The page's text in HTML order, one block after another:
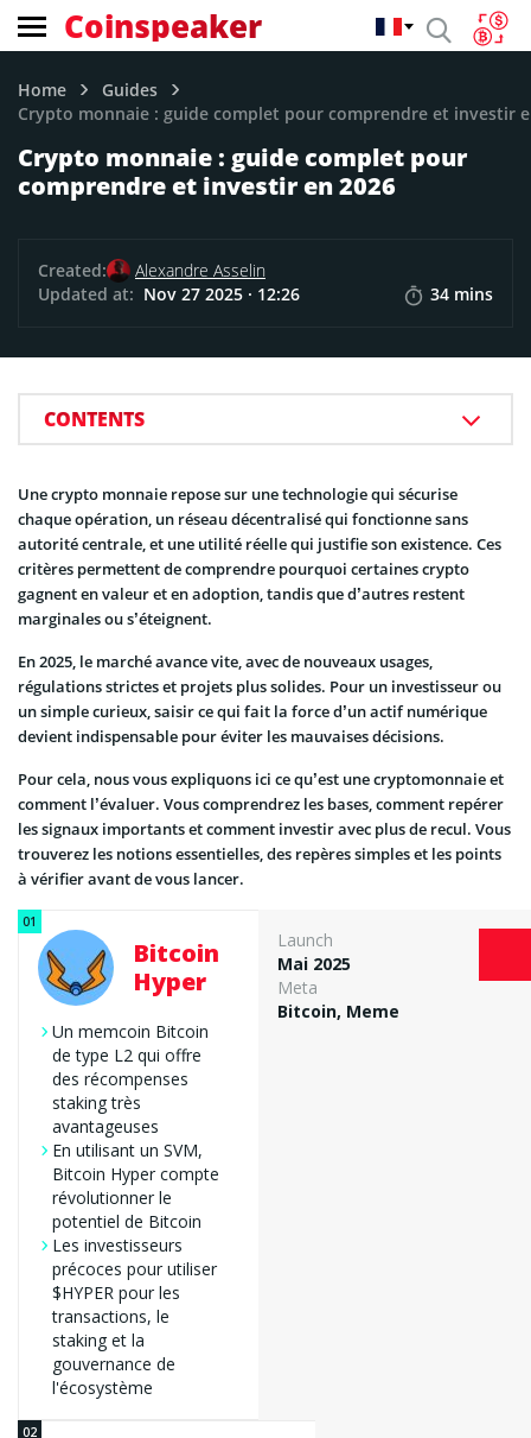
Coinspeaker
Home
Guides
Crypto monnaie : guide complet pour comprendre et investir
Crypto monnaie : guide complet pour
comprendre et investir en 2026
Created:
Alexandre Asselin
Updated at: Nov 27 2025 · 12:26 34 mins
CONTENTS
Une crypto monnaie repose sur une technologie qui sécurise
chaque opération, un réseau décentralisé qui fonctionne sans
autorité centrale, et une utilité réelle qui justifie son existence. Ces
critères permettent de comprendre pourquoi certaines crypto
gagnent en valeur et en adoption, tandis que d’autres restent
marginales ou s’éteignent.
En 2025, le marché avance vite, avec de nouveaux usages,
régulations strictes et projets plus solides. Pour un investisseur ou
un simple curieux, saisir ce qui fait la force d’un actif numérique
devient indispensable pour éviter les mauvaises décisions.
Pour cela, nous vous expliquons ici ce qu’est une cryptomonnaie et
comment l’évaluer. Vous comprendrez les bases, comment repérer
les signaux importants et comment investir avec plus de recul. Vous
trouverez les notions essentielles, des repères simples et les points
à vérifier avant de vous lancer.
Bitcoin
Hyper
Un memcoin Bitcoin
de type L2 qui offre
des récompenses
staking très
avantageuses
En utilisant un SVM,
Bitcoin Hyper compte
révolutionner le
potentiel de Bitcoin
Les investisseurs
précoces pour utiliser
$HYPER pour les
transactions, le
staking et la
gouvernance de
l'écosystème
Launch
Mai 2025
Meta
Bitcoin, Meme